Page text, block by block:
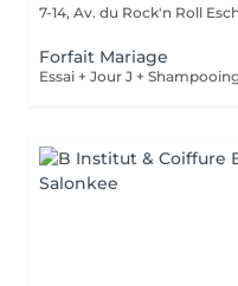
7-14, Av. du Rock'n Roll
Forfait Mariage